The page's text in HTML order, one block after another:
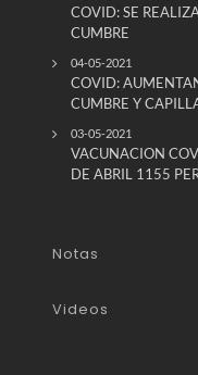
COVID: SE
CUMBRE
04-05-2021
COVID:
CUMBRE Y
03-05-2021
VACUNACION
DE ABRIL 1155
Notas
Videos